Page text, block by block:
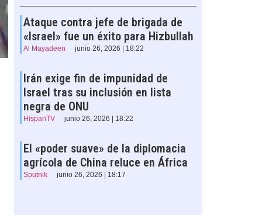
Ataque contra jefe de brigada de
«Israel» fue un éxito para Hizbullah
Al Mayadeen junio 26, 2026 | 18:22
Irán exige fin de impunidad de
Israel tras su inclusión en lista
negra de ONU
HispanTV junio 26, 2026 | 18:22
El «poder suave» de la diplomacia
agrícola de China reluce en África
Sputnik junio 26, 2026 | 18:17